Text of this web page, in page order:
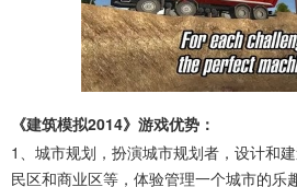
《建筑模拟2014》游戏优势：
1、城市规划，扮演城市规划者，设计和
民区和商业区等，体验管理一个城市的乐趣